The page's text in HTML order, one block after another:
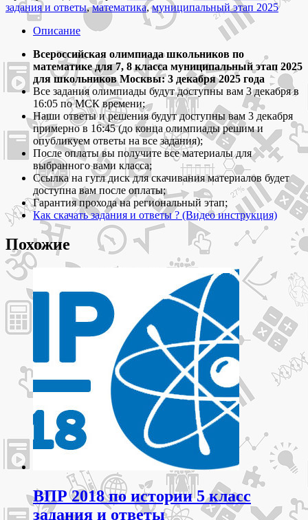
3
декабря
2025 Задания
ответы
для
всероссийской
олимпиады
школьников
математике
7,
муниципальный
2025
задания и ответы,математика,муниципальный этап 2025
Описание
Всероссийская олимпиада школьников по
математике для 7, 8 класса муниципальный этап 2025
для школьников Москвы: 3 декабря 2025 года
Все задания олимпиады будут доступны вам 3 декабря в
16:05 по МСК времени;
Наши ответы и решения будут доступны вам 3 декабря
примерно в 16:45 (до конца олимпиады решим и
опубликуем ответы на все задания);
После оплаты вы получите все материалы для
выбранного вами класса;
Ссылка на гугл диск для скачивания материалов будет
доступна вам после оплаты;
Гарантия прохода на региональный этап;
Как скачать задания и ответы ? (Видео инструкция)
Похожие
ВПР 2018 по истории 5 класс
задания и ответы